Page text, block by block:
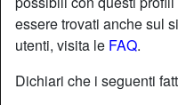
essere trovati anche sul
utenti, visita le FAQ.
Dichiari che i seguenti
starAggiungi